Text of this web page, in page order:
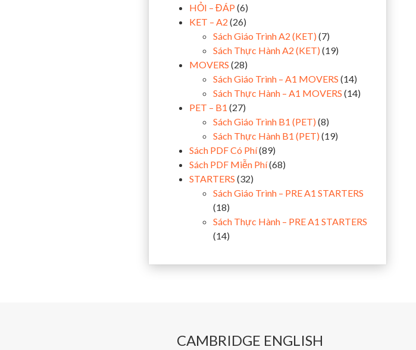
HỎI – ĐÁP (6)
KET – A2 (26)
Sách Giáo Trình A2 (KET) (7)
Sách Thực Hành A2 (KET) (19)
MOVERS (28)
Sách Giáo Trình – A1 MOVERS (14)
Sách Thực Hành – A1 MOVERS (14)
PET – B1 (27)
Sách Giáo Trình B1 (PET) (8)
Sách Thực Hành B1 (PET) (19)
Sách PDF Có Phí(89)
Sách PDF Miễn Phí(68)
STARTERS (32)
Sách Giáo Trình – PRE A1 STARTERS
(18)
Sách Thực Hành – PRE A1 STARTERS
(14)
CAMBRIDGE ENGLISH